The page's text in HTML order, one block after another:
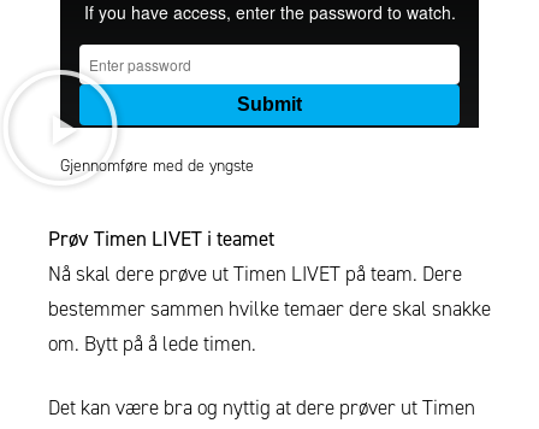
Gjennomføre med de yngste
Prøv Timen LIVET i teamet
Nå skal dere prøve ut Timen LIVET på team. Dere
bestemmer sammen hvilke temaer dere skal snakke
om. Bytt på å lede timen.
Det kan være bra og nyttig at dere prøver ut Timen